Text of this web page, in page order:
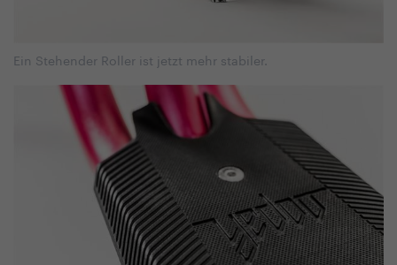
Ein Stehender Roller ist jetzt mehr stabiler.